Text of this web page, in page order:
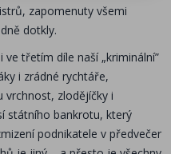
zapomenuty všemi
dotkly.
třetím díle naší „kriminální”
i zrádné rychtáře,
vrchnost, zlodějíčky i
státního bankrotu, který
podnikatele v předvečer